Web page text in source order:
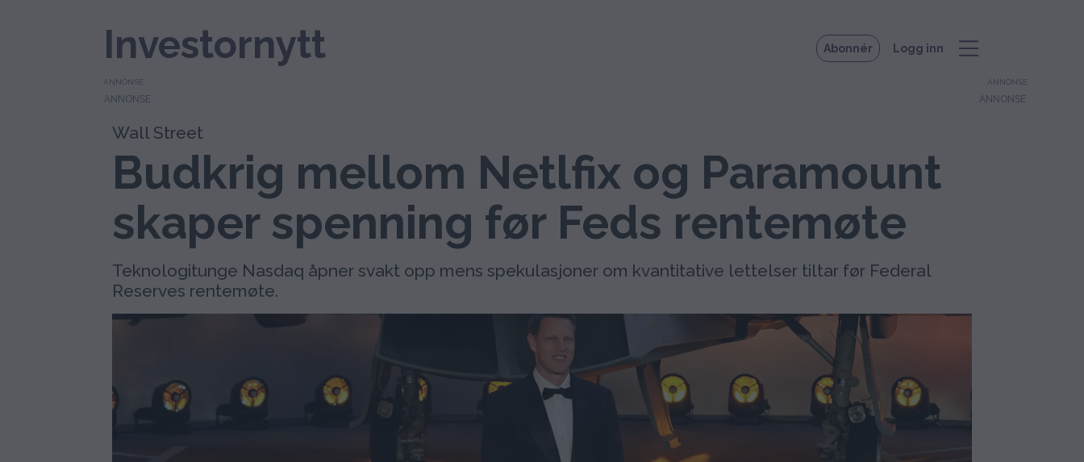
Investornytt Abonnér Logg inn
ANNONSE
Wall Street
Budkrig mellom Netlfix og Paramount
skaper spenning før Feds rentemøte
Teknologitunge Nasdaq åpner svakt opp mens spekulasjoner om kvantitative lettelser tiltar før Federal
Reserves rentemøte.
ANNONSE